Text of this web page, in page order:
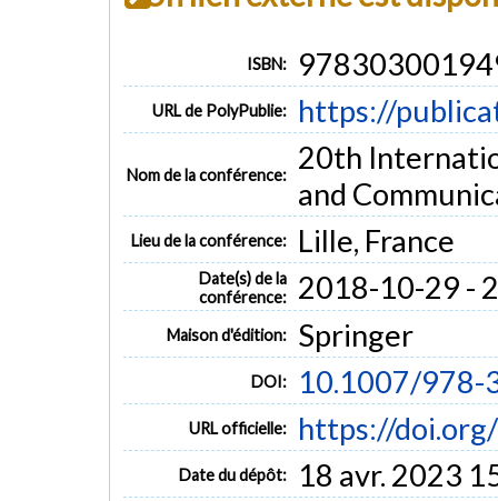
ISBN:
URL de PolyPublie: https://
Nom de la conférence:
20th
and
Lieu de la conférence: Lille, France
Date(s) de la
conférence:
2018-10-29 -
Maison d'édition: Springer
DOI: 10.1007/978-
URL officielle: https://
Date du dépôt: 18 avr. 2023